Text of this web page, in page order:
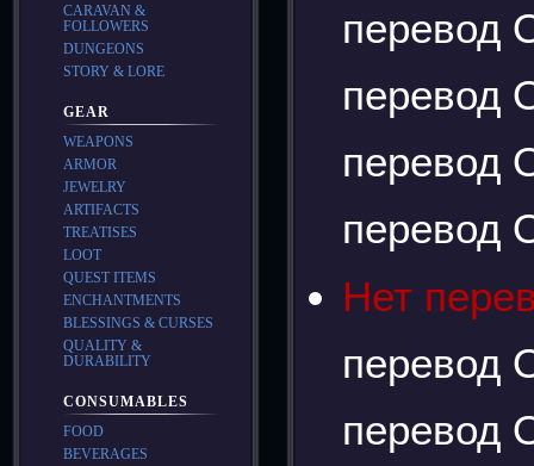
перевод
перевод
перевод
перевод
Нет
перевод
перевод
CARAVAN &
FOLLOWERS
DUNGEONS
STORY & LORE
GEAR
WEAPONS
ARMOR
JEWELRY
ARTIFACTS
TREATISES
LOOT
QUEST ITEMS
ENCHANTMENTS
BLESSINGS & CURSES
QUALITY &
DURABILITY
CONSUMABLES
FOOD
BEVERAGES